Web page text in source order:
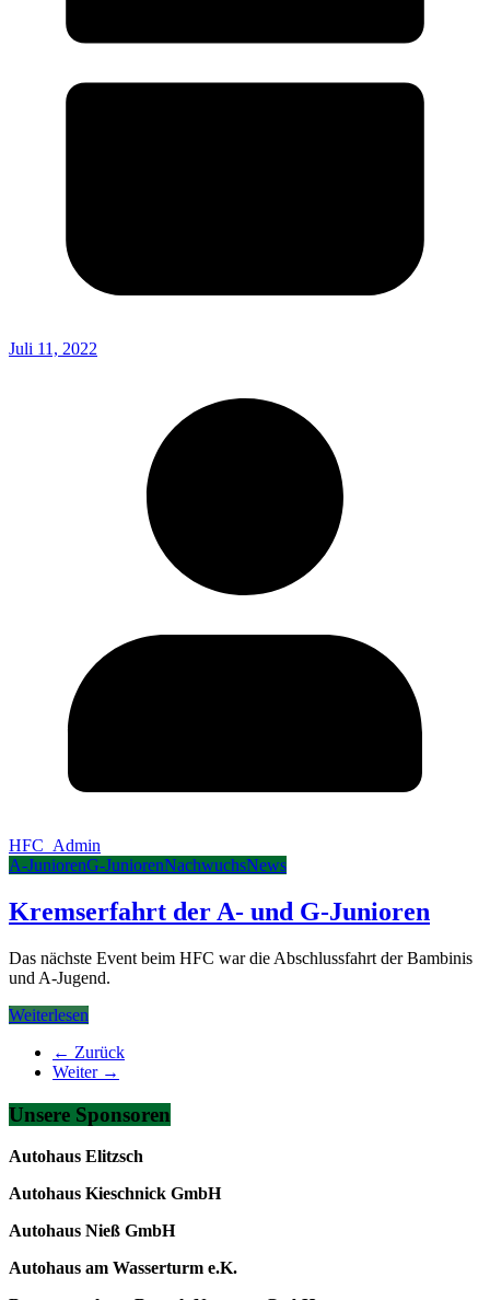
Juli 11, 2022
HFC_Admin
A-JuniorenG-JuniorenNachwuchsNews
Kremserfahrt der A- und G-Junioren
Das nächste Event beim HFC war die Abschlussfahrt der Bambinis
und A-Jugend.
Weiterlesen
← Zurück
Weiter →
Unsere Sponsoren
Autohaus Elitzsch
Autohaus Kieschnick GmbH
Autohaus Nieß GmbH
Autohaus am Wasserturm e.K.